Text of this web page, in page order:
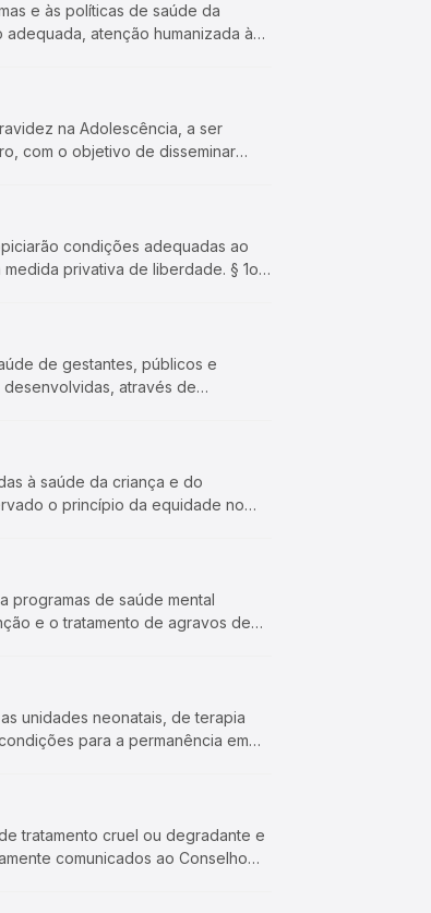
e às políticas de saúde da
atenção humanizada à
na Adolescência, a ser
com o objetivo de disseminar
condições adequadas ao
privativa de liberdade. § 1o
de gestantes, públicos e
através de
à saúde da criança e do
o princípio da equidade no
programas de saúde mental
e o tratamento de agravos de
unidades neonatais, de terapia
para a permanência em
tratamento cruel ou degradante e
comunicados ao Conselho